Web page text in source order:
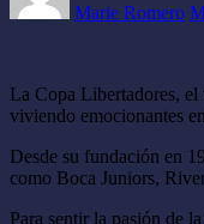
Marie Romero
La Copa Libertadores, el
viviendo emocionantes
Desde su fundación en
como Boca Juniors,
Para sentir la pasión de